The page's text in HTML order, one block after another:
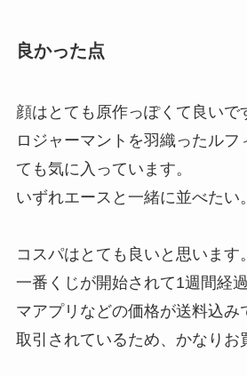
良かった点
顔はとても原作っぽくて良いで
ロジャーマントを羽織ったルフ
ても気に入っています。
いずれエースと一緒に並べたい。
コスパはとても良いと思います。
一番くじが開始されて1週間経
マアプリなどの価格が送料込み
取引されているため、かなりお